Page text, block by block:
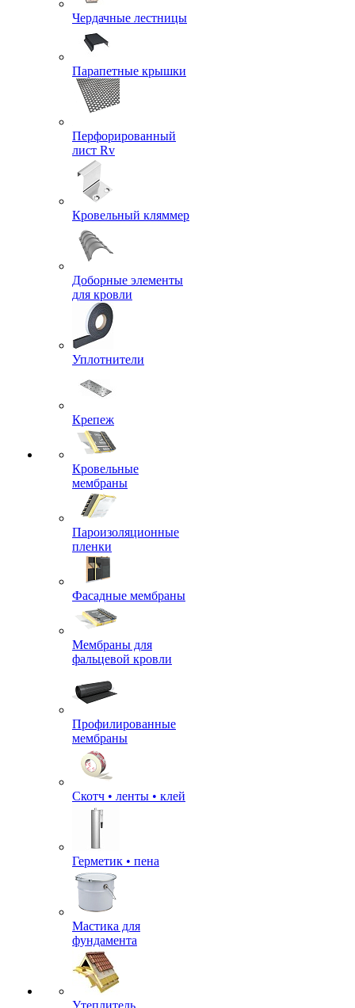
Чердачные лестницы
Парапетные крышки
Перфорированный
лист Rv
Кровельный кляммер
Доборные элементы
для кровли
Уплотнители
Крепеж
Кровельные
мембраны
Пароизоляционные
пленки
Фасадные мембраны
Мембраны для
фальцевой кровли
Профилированные
мембраны
Скотч • ленты • клей
Герметик • пена
Мастика для
фундамента
Утеплитель